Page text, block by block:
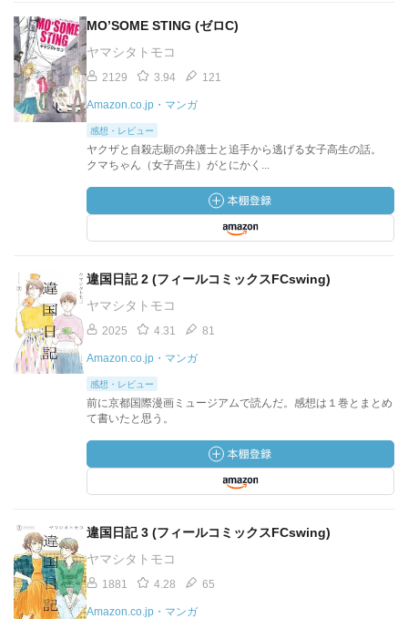
MO’SOME STING (ゼロC)
ヤマシタトモコ
2129 3.94 121
Amazon.co.jp・マンガ
感想・レビュー
ヤクザと自殺志願の弁護士と追手から逃げる女子高生の話。
クマちゃん（女子高生）がとにかく...
違国日記 2 (フィールコミックスFCswing)
ヤマシタトモコ
2025 4.31 81
Amazon.co.jp・マンガ
感想・レビュー
前に京都国際漫画ミュージアムで読んだ。感想は１巻とまとめ
て書いたと思う。
違国日記 3 (フィールコミックスFCswing)
ヤマシタトモコ
1881 4.28 65
Amazon.co.jp・マンガ